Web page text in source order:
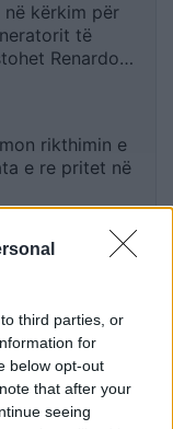
third parties, or
for
below opt-out
that after your
seeing
në kërkim për
të
Renardo
rikthimin e
e re pritet në
në Krujë,